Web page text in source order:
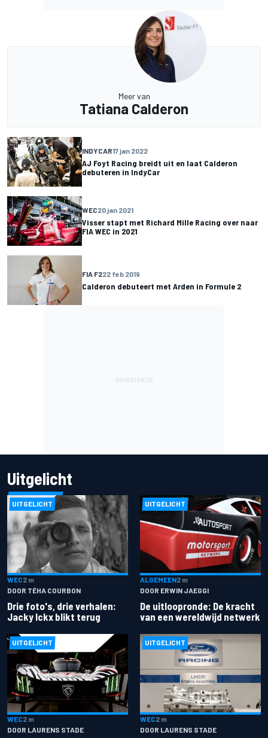
Meer van
Tatiana Calderon
INDYCAR17 jan 2022
AJ Foyt Racing breidt uit en laat Calderon
debuteren in IndyCar
WEC20 jan 2021
Visser stapt met Richard Mille Racing over naar
FIA WEC in 2021
FIA F222 feb 2019
Calderon debuteert met Arden in Formule 2
Uitgelicht
UITGELICHT
WEC2 m
DOOR TÉHA COURBON
Drie foto's, drie verhalen:
Jacky Ickx blikt terug
UITGELICHT
ALGEMEEN2 m
DOOR ERWIN JAEGGI
De uitloopronde: De kracht
van een wereldwijd netwerk
UITGELICHT
WEC2 m
DOOR LAURENS STADE
UITGELICHT
WEC2 m
DOOR LAURENS STADE